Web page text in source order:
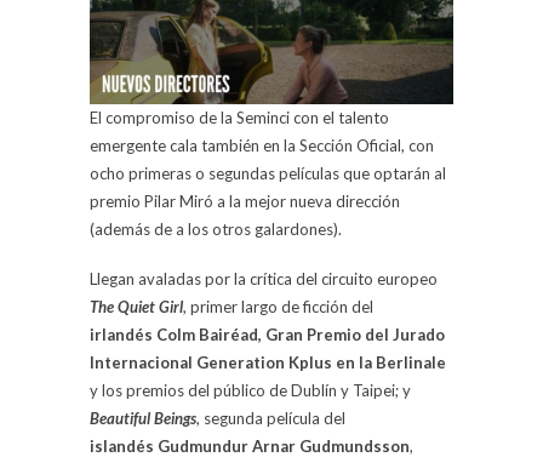
El compromiso de la Seminci con el talento
emergente cala también en la Sección Oficial, con
ocho primeras o segundas películas que optarán al
premio Pilar Miró a la mejor nueva dirección
(además de a los otros galardones).
Llegan avaladas por la crítica del circuito europeo
The Quiet Girl, primer largo de ficción del
irlandés Colm Bairéad, Gran Premio del Jurado
Internacional Generation Kplus en la Berlinale
y los premios del público de Dublín y Taipei; y
Beautiful Beings, segunda película del
islandés Gudmundur Arnar Gudmundsson,